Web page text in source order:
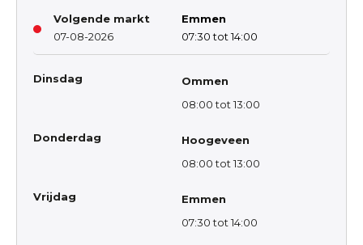
Volgende markt
07-08-2026
Emmen
07:30 tot 14:00
Dinsdag
Ommen
08:00 tot 13:00
Donderdag
Hoogeveen
08:00 tot 13:00
Vrijdag
Emmen
07:30 tot 14:00